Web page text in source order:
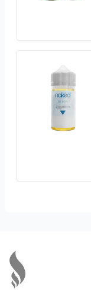
Upplever du
angivna i
läkare och
E-vätskor
minst 2 år
1 månad vid
förvaring
torr och mörk